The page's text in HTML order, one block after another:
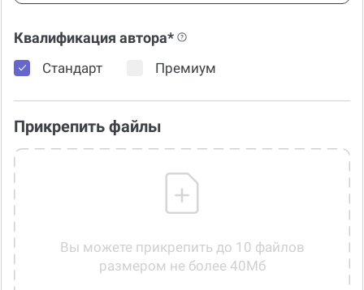
Квалификация автора*
Стандарт Премиум
Прикрепить файлы
Вы можете прикрепить до 10 файлов
размером не более 40Мб